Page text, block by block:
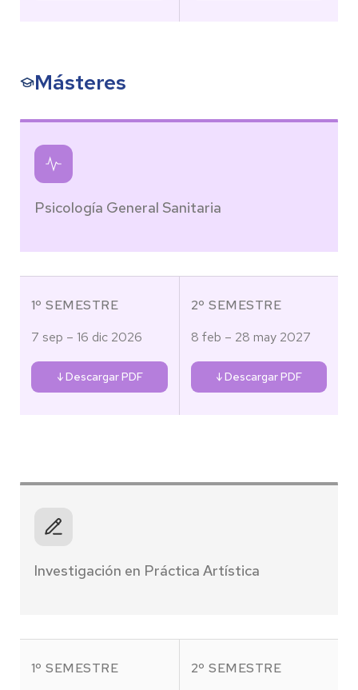
Másteres
Psicología General Sanitaria
1º SEMESTRE
7 sep – 16 dic 2026
↓ Descargar PDF
2º SEMESTRE
8 feb – 28 may 2027
↓ Descargar PDF
Investigación en Práctica Artística
1º SEMESTRE
2º SEMESTRE